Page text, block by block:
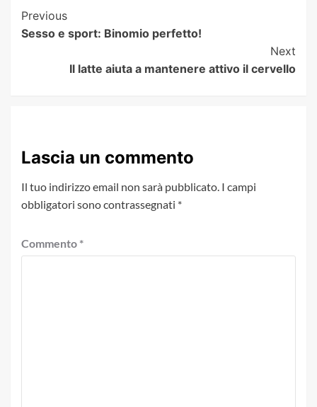
Post
Navigation
Previous
Sesso e sport: Binomio perfetto!
Next
Il latte aiuta a mantenere attivo il cervello
Lascia un commento
Il tuo indirizzo email non sarà pubblicato. I campi
obbligatori sono contrassegnati *
Commento *